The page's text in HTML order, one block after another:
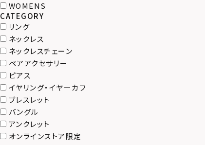
WOMENS
CATEGORY
リング
ネックレス
ネックレスチェーン
ペアアクセサリー
ピアス
イヤリング・イヤーカフ
ブレスレット
バングル
アンクレット
オンラインストア限定